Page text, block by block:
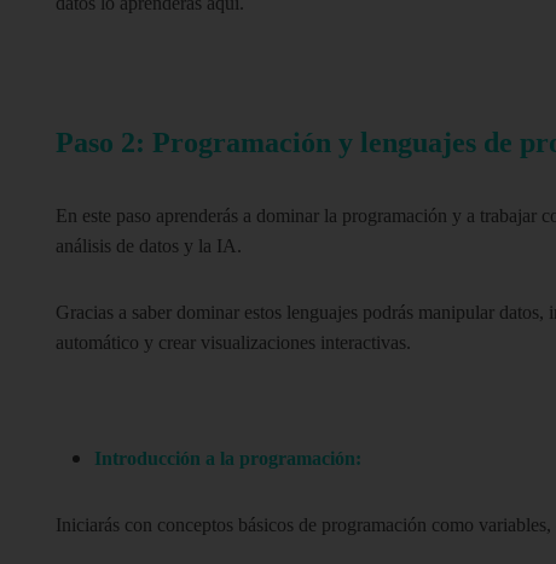
Paso 2: Programación y lenguajes de
En este paso aprenderás a dominar la programación y a trabajar
análisis de datos y la IA.
Gracias a saber dominar estos lenguajes podrás manipular
automático y crear visualizaciones interactivas.
Introducción a la programación:
Iniciarás con conceptos básicos de programación como